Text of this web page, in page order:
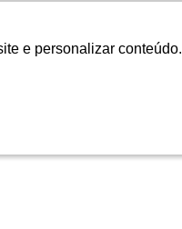
e personalizar conteúdo.
e personalizar conteúdo.